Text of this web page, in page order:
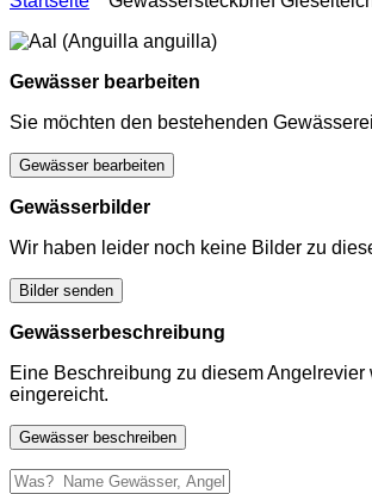
Gewässer bearbeiten
Sie möchten den bestehenden
Gewässer bearbeiten
Gewässerbilder
Wir haben leider noch keine Bilder zu
Bilder senden
Gewässerbeschreibung
Eine Beschreibung zu diesem Angelrevier
eingereicht.
Gewässer beschreiben